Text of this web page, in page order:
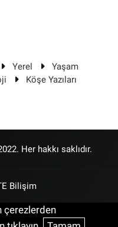
Yerel
Yaşam
Köşe Yazıları
Her hakkı saklıdır.
Bilişim
çerezlerden